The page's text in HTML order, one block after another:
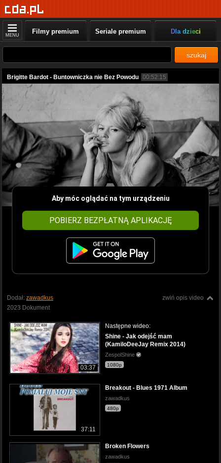
MENU Filmy premium Seriale premium Dla dzieci
szukaj
Brigitte Bardot - Buntowniczka nie Bez Powodu 00:52:15
Aby móc oglądać na tym urządzeniu
POBIERZ BEZPŁATNĄ APLIKACJĘ
zwiń opis video
Dodał: zawadkus
2023 Dokument
03:37
Następne wideo:
Shine - Jak odejść mam
(KamiloDeeJay Remix 2014)
ZespolShine
1080p
37:11
Breakout - Blues 1971 Album
zawadkus
480p
Broken Flowers
zawadkus